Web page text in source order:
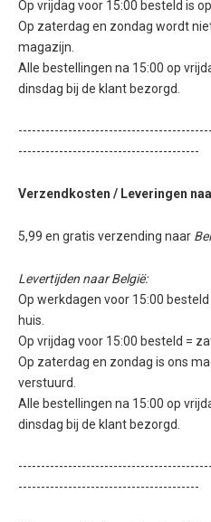
Op vrijdag voor 15:00 besteld is
Op zaterdag en zondag wordt
magazijn.
Alle bestellingen na 15:00 op
dinsdag bij de klant bezorgd.
----------------------------------------
Verzendkosten / Leveringen
5,99 en gratis verzending naar
Levertijden naar België:
Op werkdagen voor 15:00
huis.
Op vrijdag voor 15:00 besteld =
Op zaterdag en zondag is ons
verstuurd.
Alle bestellingen na 15:00 op
dinsdag bij de klant bezorgd.
----------------------------------------